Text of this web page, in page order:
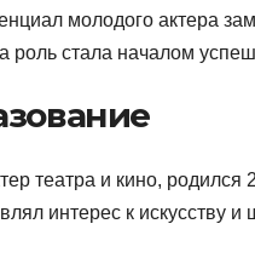
молодого актера
стала началом
театра и кино,
интерес к искусству